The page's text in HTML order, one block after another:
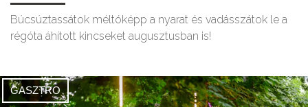
Búcsúztassátok méltóképp a nyarat és vadásszátok le a
régóta áhított kincseket augusztusban is!
GASZTRO